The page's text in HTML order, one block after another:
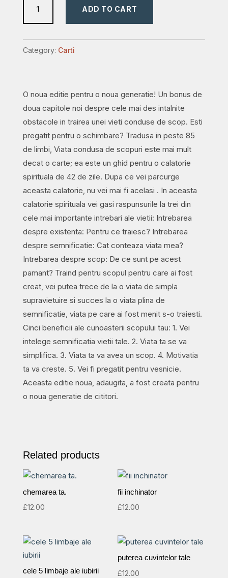
condusa
scopuri
-
quantity
ADD TO CART
Category: Carti
O noua editie pentru o noua generatie! Un bonus de
doua capitole noi despre cele mai des intalnite
obstacole in trairea unei vieti conduse de scop. Esti
pregatit pentru o schimbare? Tradusa in peste 85
de limbi, Viata condusa de scopuri este mai mult
decat o carte; ea este un ghid pentru o calatorie
spirituala de 42 de zile. Dupa ce vei parcurge
aceasta calatorie, nu vei mai fi acelasi . In aceasta
calatorie spirituala vei gasi raspunsurile la trei din
cele mai importante intrebari ale vietii: Intrebarea
despre existenta: Pentru ce traiesc? Intrebarea
despre semnificatie: Cat conteaza viata mea?
Intrebarea despre scop: De ce sunt pe acest
pamant? Traind pentru scopul pentru care ai fost
creat, vei putea trece de la o viata de simpla
supravietuire si succes la o viata plina de
semnificatie, viata pe care ai fost menit s-o traiesti.
Cinci beneficii ale cunoasterii scopului tau: 1. Vei
intelege semnificatia vietii tale. 2. Viata ta se va
simplifica. 3. Viata ta va avea un scop. 4. Motivatia
ta va creste. 5. Vei fi pregatit pentru vesnicie.
Aceasta editie noua, adaugita, a fost creata pentru
o noua generatie de cititori.
Related products
chemarea ta.
£12.00
fii inchinator
£12.00
cele 5 limbaje ale iubirii
puterea cuvintelor tale
£12.00